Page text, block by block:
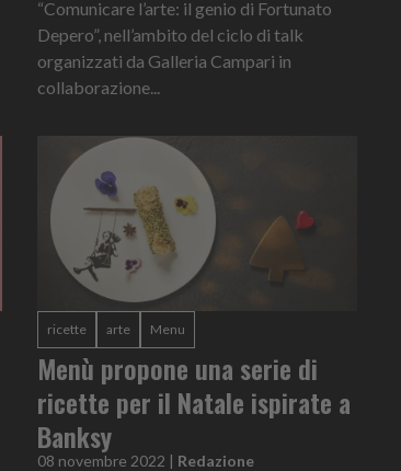
“Comunicare l’arte: il genio di Fortunato
Depero”, nell’ambito del ciclo di talk
organizzati da Galleria Campari in
collaborazione...
ricette arte Menu
Menù propone una serie di
ricette per il Natale ispirate a
Banksy
08 novembre 2022 | Redazione